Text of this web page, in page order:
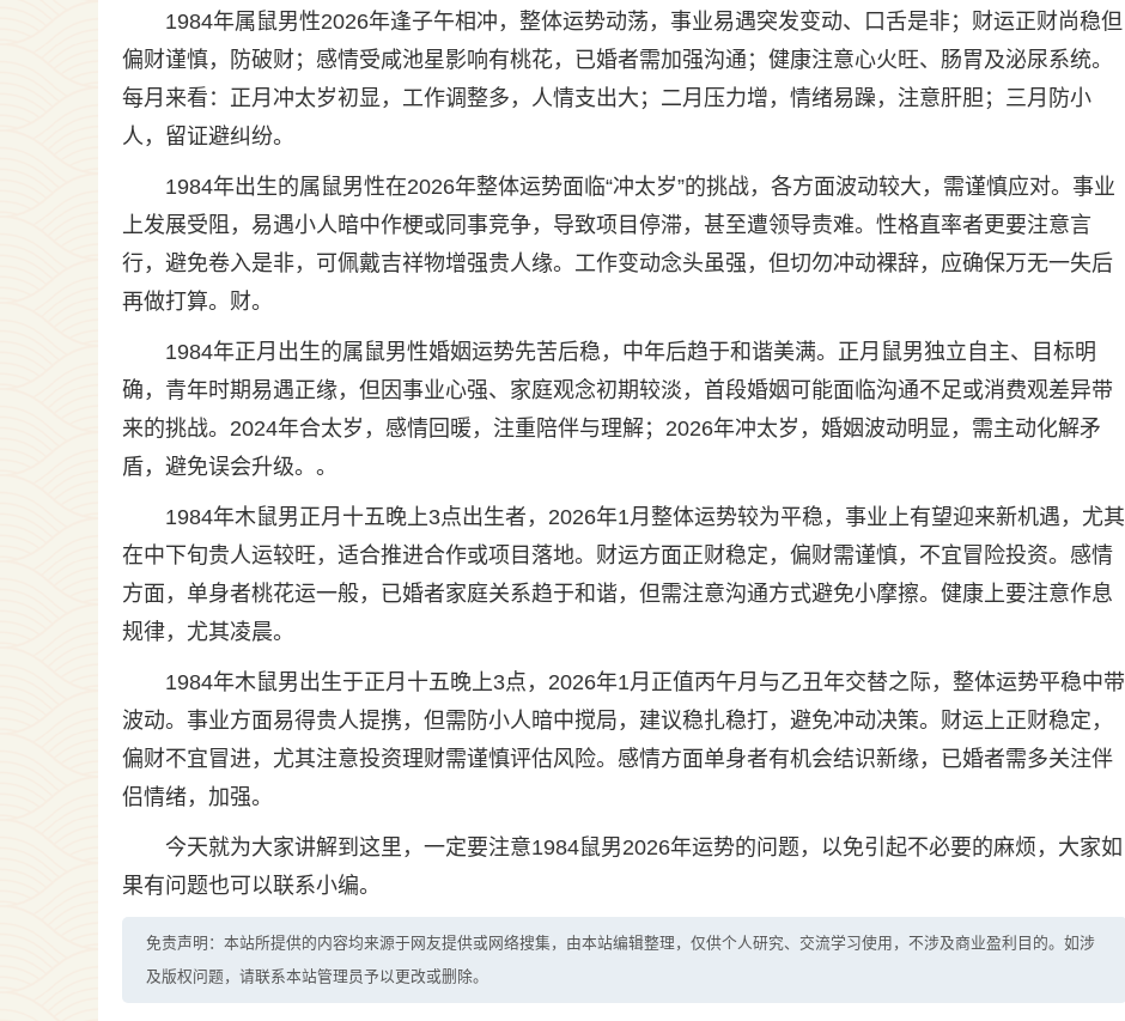
1984年属鼠男性2026年逢子午相冲，整体运势动荡，事业易遇突发变动、口舌是非；财运正财尚稳但
偏财谨慎，防破财；感情受咸池星影响有桃花，已婚者需加强沟通；健康注意心火旺、肠胃及泌尿系统。
每月来看：正月冲太岁初显，工作调整多，人情支出大；二月压力增，情绪易躁，注意肝胆；三月防小
人，留证避纠纷。
1984年出生的属鼠男性在2026年整体运势面临“冲太岁”的挑战，各方面波动较大，需谨慎应对。事业
上发展受阻，易遇小人暗中作梗或同事竞争，导致项目停滞，甚至遭领导责难。性格直率者更要注意言
行，避免卷入是非，可佩戴吉祥物增强贵人缘。工作变动念头虽强，但切勿冲动裸辞，应确保万无一失后
再做打算。财。
1984年正月出生的属鼠男性婚姻运势先苦后稳，中年后趋于和谐美满。正月鼠男独立自主、目标明
确，青年时期易遇正缘，但因事业心强、家庭观念初期较淡，首段婚姻可能面临沟通不足或消费观差异带
来的挑战。2024年合太岁，感情回暖，注重陪伴与理解；2026年冲太岁，婚姻波动明显，需主动化解矛
盾，避免误会升级。。
1984年木鼠男正月十五晚上3点出生者，2026年1月整体运势较为平稳，事业上有望迎来新机遇，尤其
在中下旬贵人运较旺，适合推进合作或项目落地。财运方面正财稳定，偏财需谨慎，不宜冒险投资。感情
方面，单身者桃花运一般，已婚者家庭关系趋于和谐，但需注意沟通方式避免小摩擦。健康上要注意作息
规律，尤其凌晨。
1984年木鼠男出生于正月十五晚上3点，2026年1月正值丙午月与乙丑年交替之际，整体运势平稳中带
波动。事业方面易得贵人提携，但需防小人暗中搅局，建议稳扎稳打，避免冲动决策。财运上正财稳定，
偏财不宜冒进，尤其注意投资理财需谨慎评估风险。感情方面单身者有机会结识新缘，已婚者需多关注伴
侣情绪，加强。
今天就为大家讲解到这里，一定要注意1984鼠男2026年运势的问题，以免引起不必要的麻烦，大家如
果有问题也可以联系小编。
免责声明：本站所提供的内容均来源于网友提供或网络搜集，由本站编辑整理，仅供个人研究、交流学习使用，不涉及商业盈利目的。如涉
及版权问题，请联系本站管理员予以更改或删除。